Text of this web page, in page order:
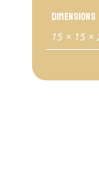
Dimensions
15 × 15 ×